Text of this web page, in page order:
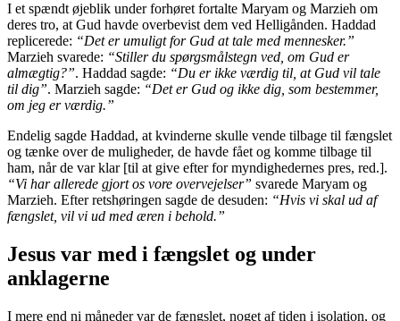
I et spændt øjeblik under forhøret fortalte Maryam og Marzieh om
deres tro, at Gud havde overbevist dem ved Helligånden. Haddad
replicerede: “Det er umuligt for Gud at tale med mennesker.”
Marzieh svarede: “Stiller du spørgsmålstegn ved, om Gud er
almægtig?”. Haddad sagde: “Du er ikke værdig til, at Gud vil tale
til dig”. Marzieh sagde: “Det er Gud og ikke dig, som bestemmer,
om jeg er værdig.”
Endelig sagde Haddad, at kvinderne skulle vende tilbage til fængslet
og tænke over de muligheder, de havde fået og komme tilbage til
ham, når de var klar [til at give efter for myndighedernes pres, red.].
“Vi har allerede gjort os vore overvejelser” svarede Maryam og
Marzieh. Efter retshøringen sagde de desuden: “Hvis vi skal ud af
fængslet, vil vi ud med æren i behold.”
Jesus var med i fængslet og under
anklagerne
I mere end ni måneder var de fængslet, noget af tiden i isolation, og